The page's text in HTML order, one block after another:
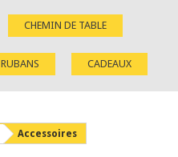
CHEMIN DE TABLE
RUBANS CADEAUX
Accessoires